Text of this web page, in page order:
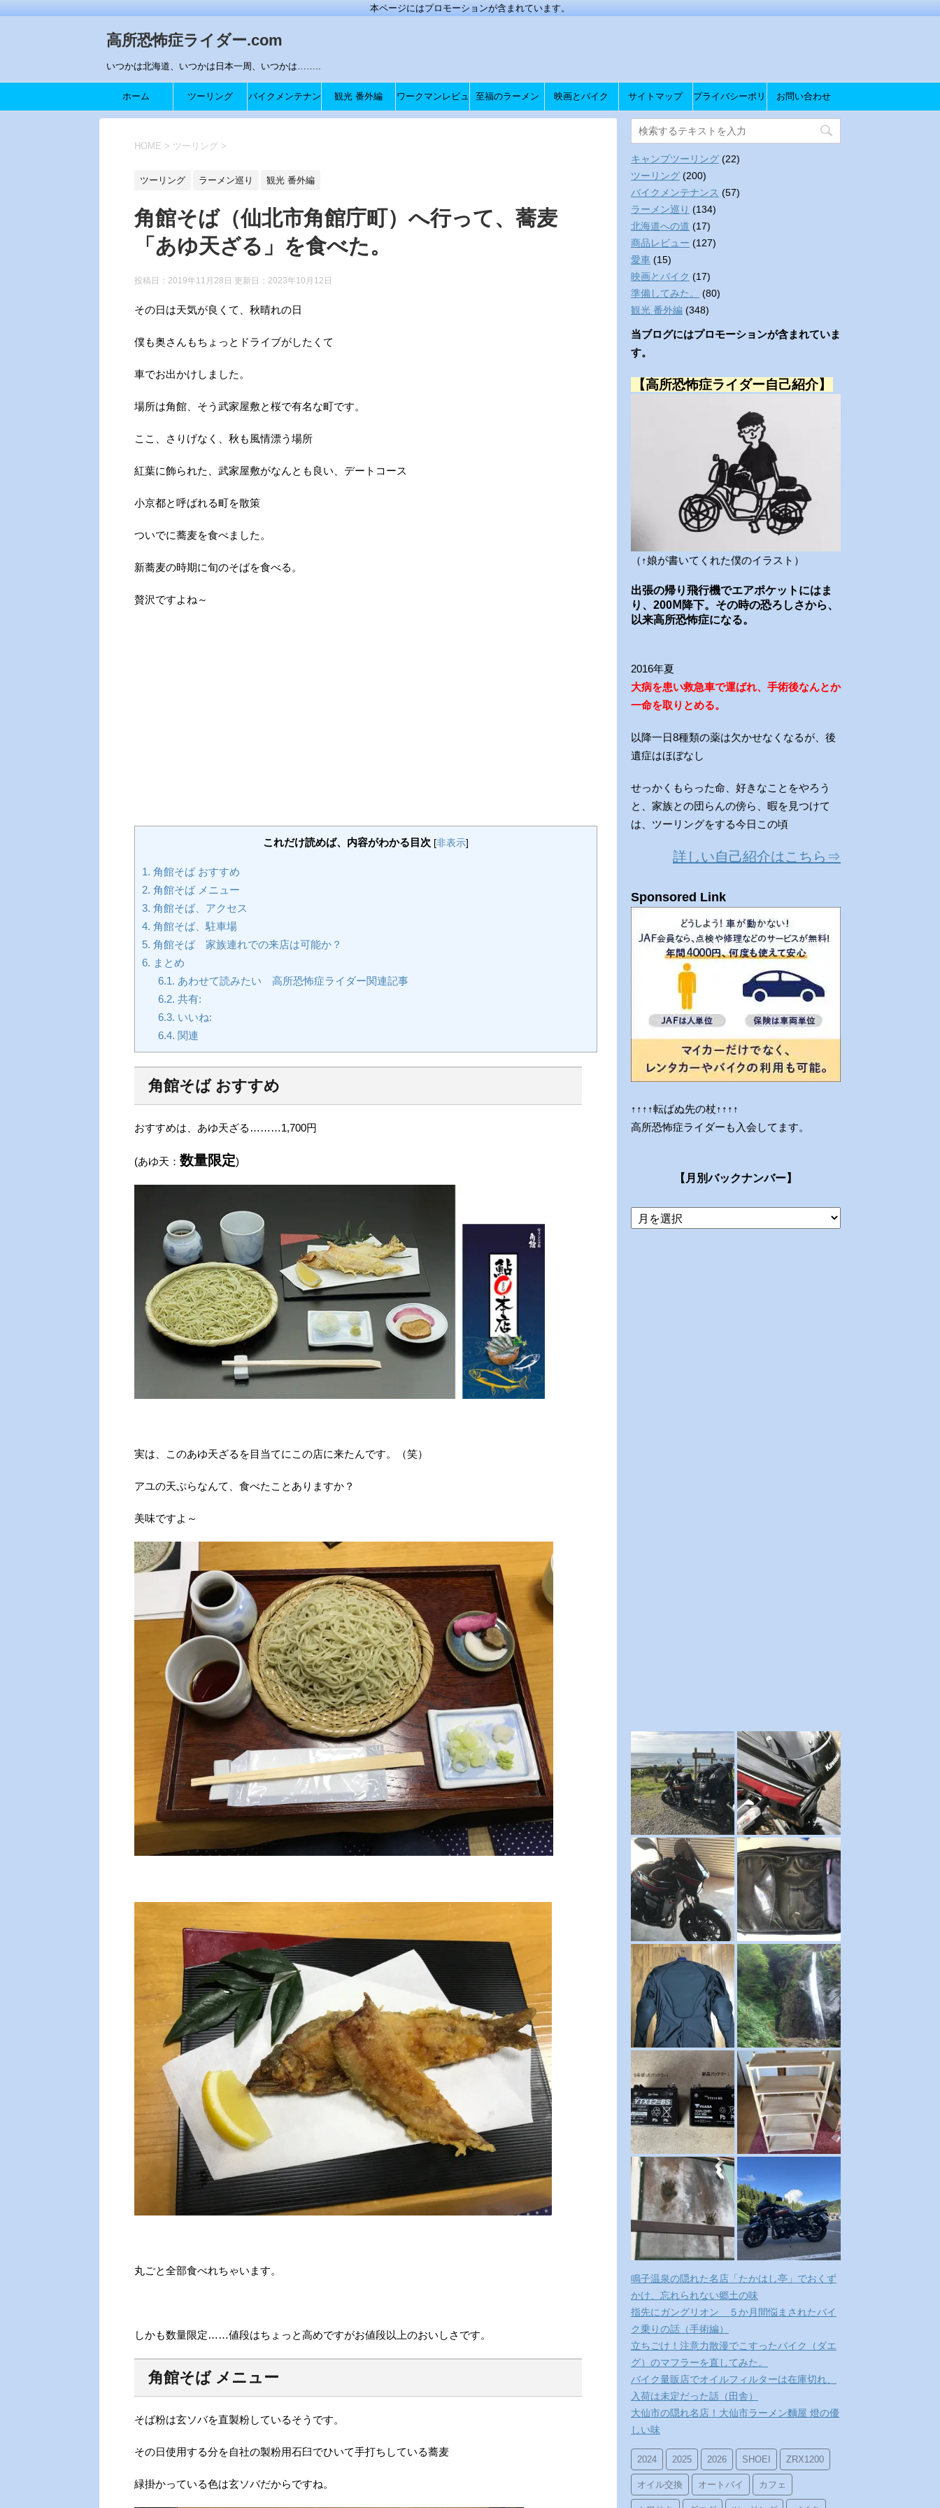
本ページにはプロモーションが含まれています。
高所恐怖症ライダー.com
いつかは北海道、いつかは日本一周、いつかは……..
ホーム ツーリング バイクメンテナン 観光 番外編 ワークマンレビュ 至福のラーメン 映画とバイク サイトマップ プライバシーポリ
シー
お問い合わせ
HOME > ツーリング >
ツーリング ラーメン巡り 観光 番外編
角館そば（仙北市角館庁町）へ行って、蕎麦
「あゆ天ざる」を食べた。
投稿日：2019年11月28日 更新日： 2023年10月12日
その日は天気が良くて、秋晴れの日
僕も奥さんもちょっとドライブがしたくて
車でお出かけしました。
場所は角館、そう武家屋敷と桜で有名な町です。
ここ、さりげなく、秋も風情漂う場所
紅葉に飾られた、武家屋敷がなんとも良い、デートコース
小京都と呼ばれる町を散策
ついでに蕎麦を食べました。
新蕎麦の時期に旬のそばを食べる。
贅沢ですよね～
これだけ読めば、内容がわかる目次 [非表示]
1. 角館そば おすすめ
2. 角館そば メニュー
3. 角館そば、アクセス
4. 角館そば、駐車場
5. 角館そば 家族連れでの来店は可能か？
6. まとめ
6.1. あわせて読みたい 高所恐怖症ライダー関連記事
6.2. 共有:
6.3. いいね:
6.4. 関連
角館そば おすすめ
おすすめは、あゆ天ざる………1,700円
(あゆ天： 数量限定)
実は、このあゆ天ざるを目当てにこの店に来たんです。（笑）
アユの天ぷらなんて、食べたことありますか？
美味ですよ～
丸ごと全部食べれちゃいます。
しかも数量限定……値段はちょっと高めですがお値段以上のおいしさです。
角館そば メニュー
そば粉は玄ソバを直製粉しているそうです。
その日使用する分を自社の製粉用石臼でひいて手打ちしている蕎麦
緑掛かっている色は玄ソバだからですね。
キャンプツーリング (22)
ツーリング (200)
バイクメンテナンス (57)
ラーメン巡り (134)
北海道への道 (17)
商品レビュー (127)
愛車 (15)
映画とバイク (17)
準備してみた。
(80)
観光 番外編 (348)
当ブログにはプロモーションが含まれていま
す。
【高所恐怖症ライダー自己紹介】
（↑娘が書いてくれた僕のイラスト）
出張の帰り飛行機でエアポケットにはま
り、200Ⅿ降下。その時の恐ろしさから、
以来高所恐怖症になる。
2016年夏
大病を患い救急車で運ばれ、手術後なんとか
一命を取りとめる。
以降一日8種類の薬は欠かせなくなるが、後
遺症はほぼなし
せっかくもらった命、好きなことをやろう
と、家族との団らんの傍ら、暇を見つけて
は、ツーリングをする今日この頃
詳しい自己紹介はこちら⇒
Sponsored Link
↑↑↑↑転ばぬ先の杖↑↑↑↑
高所恐怖症ライダーも入会してます。
【月別バックナンバー】
当
ブ
鳴子温泉の隠れた名店「たかはし亭」でおくず
かけ、忘れられない郷土の味
指先にガングリオン ５か月間悩まされたバイ
ク乗りの話（手術編）
立ちごけ！注意力散漫でこすったバイク（ダエ
グ）のマフラーを直してみた。
バイク量販店でオイルフィルターは在庫切れ、
入荷は未定だった話（田舎）
大仙市の隠れ名店！大仙市ラーメン麵屋 燈の優
しい味
2024 2025 2026 SHOEI ZRX1200
オイル交換 オートバイ カフェ